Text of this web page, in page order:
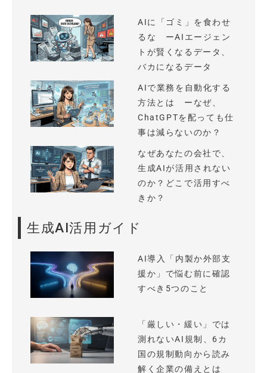
AIに「ゴミ」を食わせ
るな ーAIエージェン
トが賢くなるデータ、
バカになるデータ
AIで業務を自動化する
方法とは ーなぜ、
ChatGPTを配っても仕
事は減らないのか？
なぜあなたの会社で、
生成AIが活用されない
のか？どこで活用すべ
きか？
生成AI活用ガイド
AI導入「内製か外部支
援か」で悩む前に確認
すべき5つのこと
「厳しい・緩い」では
測れないAI規制、6カ
国の規制動向から読み
解く企業の備えとは